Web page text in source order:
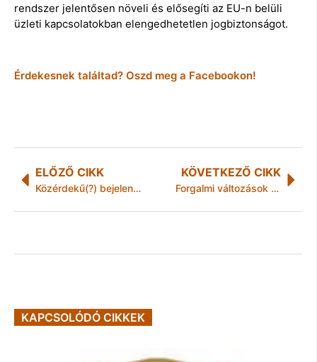
rendszer jelentősen növeli és elősegíti az EU-n belüli
üzleti kapcsolatokban elengedhetetlen jogbiztonságot.
Érdekesnek találtad? Oszd meg a Facebookon!
ELŐZŐ CIKK
Közérdekű(?) bejelentések
KÖVETKEZŐ CIKK
Forgalmi változások augusztus 20-án
KAPCSOLÓDÓ CIKKEK